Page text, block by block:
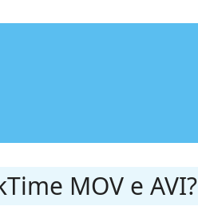
MOV e AVI?